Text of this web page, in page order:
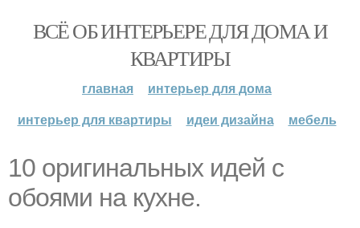
ВСЁ ОБ ИНТЕРЬЕРЕ ДЛЯ ДОМА И
КВАРТИРЫ
главная
интерьер для дома
интерьер для квартиры
идеи дизайна мебель
10 оригинальных идей с
обоями на кухне.